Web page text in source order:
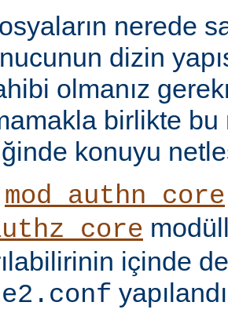
nerede
dizin
olmanız
birlikte bu
konuyu
mod_authn_core
içinde